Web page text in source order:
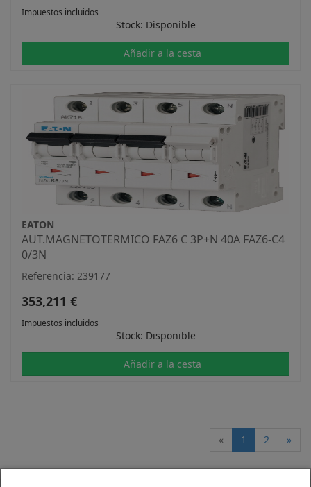
Impuestos incluidos
Stock: Disponible
Añadir a la cesta
EATON
AUT.MAGNETOTERMICO FAZ6 C 3P+N 40A FAZ6-C4
0/3N
Referencia: 239177
353,211 €
Impuestos incluidos
Stock: Disponible
Añadir a la cesta
« 1 2 »